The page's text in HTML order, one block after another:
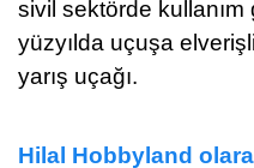
sivil sektörde
yüzyılda uçuşa
yarış uçağı.
Hilal Hobbyland